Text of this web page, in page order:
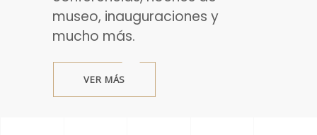
museo, inauguraciones y
mucho más.
VER MÁS